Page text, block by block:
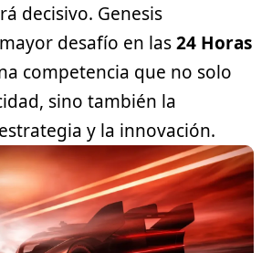
decisivo. Genesis
desafío en las24 Horas
competencia que no solo
sino también la
y la innovación.